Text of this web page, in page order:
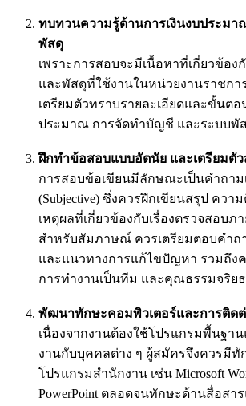
ทบทวนความรู้ด้านการเงินงบประม
พัสดุ
เพราะการสอบจะมีเนื้อหาที่เกี่ยวข้อง
และพัสดุที่ใช้งานในหน่วยงานราชกา
เตรียมตัวทราบรายละเอียดและขั้นต
ประมาณ การจัดทำบัญชี และระบบพั
ฝึกทำข้อสอบแบบอัตนัย และเตรียมตั
การสอบข้อเขียนมีลักษณะเป็นคำถาม
(Subjective) ซึ่งควรฝึกเขียนสรุป ควา
เหตุผลที่เกี่ยวข้องกับเรื่องตรวจสอบภ
สำหรับสัมภาษณ์ ควรเตรียมตอบคำถ
และแนวทางการแก้ไขปัญหา รวมถึง
การทำงานเป็นทีม และคุณธรรมจริย
พัฒนาทักษะคอมพิวเตอร์และการติด
เนื่องจากงานต้องใช้โปรแกรมพื้นฐา
งานกับบุคคลต่าง ๆ ผู้สมัครจึงควรมีทั
โปรแกรมสำนักงาน เช่น Microsoft
PowerPoint ตลอดจนทักษะด้านสื่อสา